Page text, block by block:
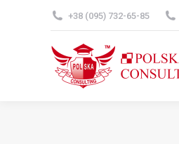
+38 (095) 732-65-85